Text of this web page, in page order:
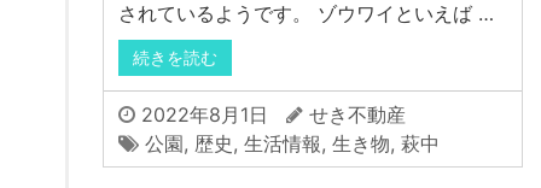
されているようです。 ゾウワイといえば …
続きを読む
2022年8月1日
せき不動産
公園, 歴史, 生活情報, 生き物, 萩中